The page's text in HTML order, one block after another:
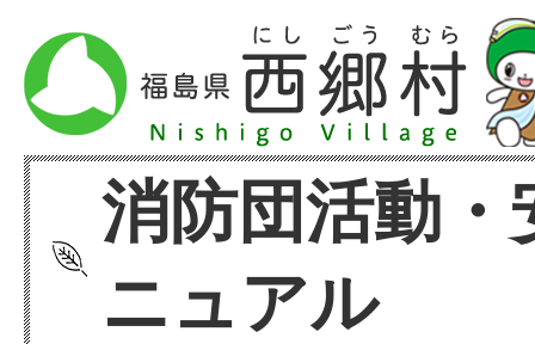
消防団活動・
ニュアル